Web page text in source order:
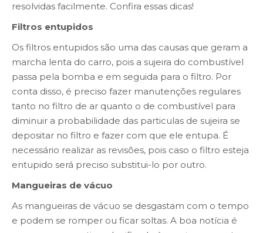
resolvidas facilmente. Confira essas dicas!
Filtros entupidos
Os filtros entupidos são uma das causas que geram a
marcha lenta do carro, pois a sujeira do combustível
passa pela bomba e em seguida para o filtro. Por
conta disso, é preciso fazer manutenções regulares
tanto no filtro de ar quanto o de combustível para
diminuir a probabilidade das particulas de sujeira se
depositar no filtro e fazer com que ele entupa. É
necessário realizar as revisões, pois caso o filtro esteja
entupido será preciso substitui-lo por outro.
Mangueiras de vácuo
As mangueiras de vácuo se desgastam com o tempo
e podem se romper ou ficar soltas. A boa notícia é